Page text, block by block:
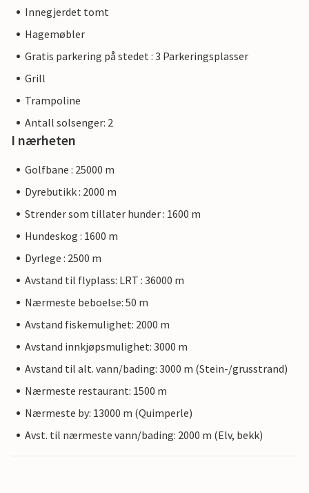
Innegjerdet tomt
Hagemøbler
Gratis parkering på stedet : 3 Parkeringsplasser
Grill
Trampoline
Antall solsenger: 2
I nærheten
Golfbane : 25000 m
Dyrebutikk : 2000 m
Strender som tillater hunder : 1600 m
Hundeskog : 1600 m
Dyrlege : 2500 m
Avstand til flyplass: LRT : 36000 m
Nærmeste beboelse: 50 m
Avstand fiskemulighet: 2000 m
Avstand innkjøpsmulighet: 3000 m
Avstand til alt. vann/bading: 3000 m (Stein-/grusstrand)
Nærmeste restaurant: 1500 m
Nærmeste by: 13000 m (Quimperle)
Avst. til nærmeste vann/bading: 2000 m (Elv, bekk)